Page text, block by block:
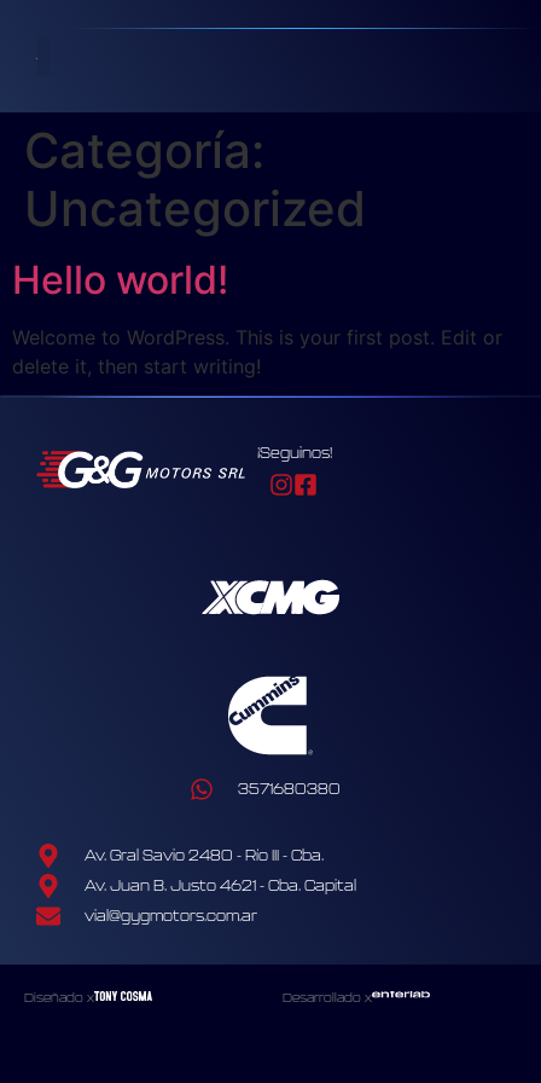
Categoría:
Uncategorized
Hello world!
Welcome to WordPress. This is your first post. Edit or
delete it, then start writing!
¡Seguinos!
3571680380
Av. Gral Savio 2480 - Río III - Cba.
Av. Juan B. Justo 4621 - Cba. Capital
vial@gygmotors.com.ar
Diseñado x Desarrollado x